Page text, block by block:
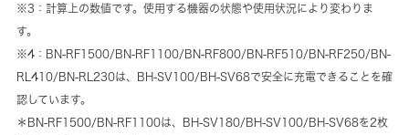
※3：計算上の数値です。使用する機器の状態や使用状況により変わりま
す。
※4：BN-RF1500/BN-RF1100/BN-RF800/BN-RF510/BN-RF250/BN-
RL410/BN-RL230は、BH-SV100/BH-SV68で安全に充電できることを確
認しています。
＊BN-RF1500/BN-RF1100は、BH-SV180/BH-SV100/BH-SV68を2枚